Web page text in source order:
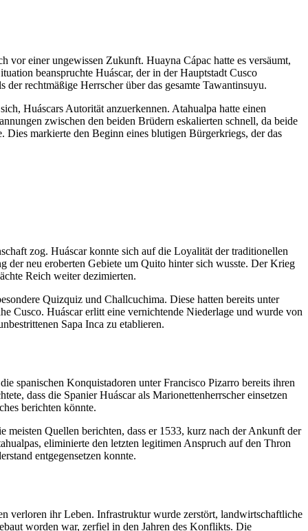
vor einer ungewissen Zukunft. Huayna Cápac hatte es versäumt,
beanspruchte Huáscar, der in der Hauptstadt Cusco
rechtmäßige Herrscher über das gesamte Tawantinsuyu.
Huáscars Autorität anzuerkennen. Atahualpa hatte einen
zwischen den beiden Brüdern eskalierten schnell, da beide
markierte den Beginn eines blutigen Bürgerkriegs, der das
zog. Huáscar konnte sich auf die Loyalität der traditionellen
der neu eroberten Gebiete um Quito hinter sich wusste. Der Krieg
Reich weiter dezimierten.
Quizquiz und Challcuchima. Diese hatten bereits unter
Cusco. Huáscar erlitt eine vernichtende Niederlage und wurde von
Sapa Inca zu etablieren.
spanischen Konquistadoren unter Francisco Pizarro bereits ihren
dass die Spanier Huáscar als Marionettenherrscher einsetzen
berichten könnte.
meisten Quellen berichten, dass er 1533, kurz nach der Ankunft der
eliminierte den letzten legitimen Anspruch auf den Thron
entgegensetzen konnte.
verloren ihr Leben. Infrastruktur wurde zerstört, landwirtschaftliche
worden war, zerfiel in den Jahren des Konflikts. Die